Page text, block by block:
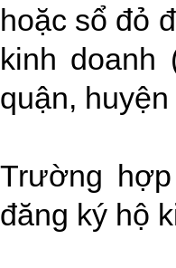
hoặc sổ đỏ
kinh doanh
quận,
Trường
đăng ký hộ